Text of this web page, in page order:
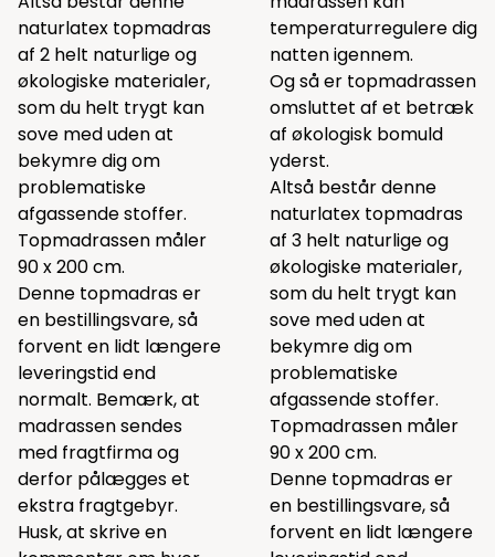
naturlatex topmadras
af 2 helt naturlige og
økologiske materialer,
som du helt trygt kan
sove med uden at
bekymre dig om
problematiske
afgassende stoffer.
Topmadrassen måler
90 x 200 cm.
Denne topmadras er
en bestillingsvare, så
forvent en lidt længere
leveringstid end
normalt. Bemærk, at
madrassen sendes
med fragtfirma og
derfor pålægges et
ekstra fragtgebyr.
Husk, at skrive en
temperaturregulere dig
natten igennem.
Og så er topmadrassen
omsluttet af et betræk
af økologisk bomuld
yderst.
Altså består denne
naturlatex topmadras
af 3 helt naturlige og
økologiske materialer,
som du helt trygt kan
sove med uden at
bekymre dig om
problematiske
afgassende stoffer.
Topmadrassen måler
90 x 200 cm.
Denne topmadras er
en bestillingsvare, så
forvent en lidt længere